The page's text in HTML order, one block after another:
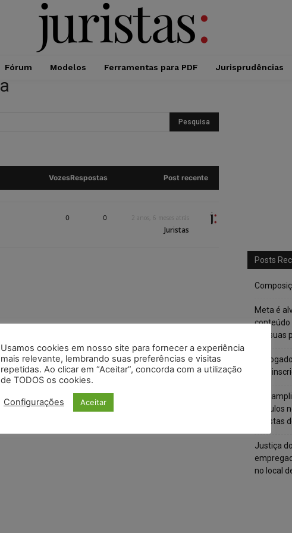
Fórum Modelos Ferramentas para PDF Jurisprudências
VozesRespostas Post recente
0 0 2 anos, 6 meses atrás
Juristas
Posts
Meta é
conteúdo
em
tem
STF
veículos
autistas
Justiça
no local
Usamos cookies em nosso site para fornecer a experiência
mais relevante, lembrando suas preferências e visitas
repetidas. Ao clicar em “Aceitar”, concorda com a utilização
de TODOS os cookies.
Configurações Aceitar